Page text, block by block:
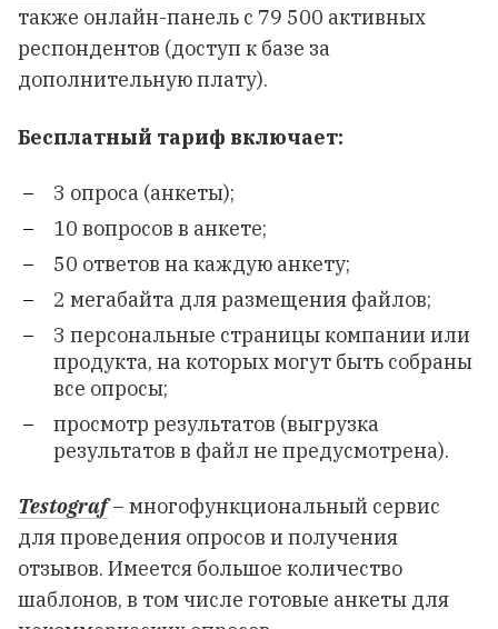
также онлайн-панель с 79 500 активных
респондентов (доступ к базе за
дополнительную плату).
Бесплатный тариф включает:
3 опроса (анкеты);
10 вопросов в анкете;
50 ответов на каждую анкету;
2 мегабайта для размещения файлов;
3 персональные страницы компании или
продукта, на которых могут быть собраны
все опросы;
просмотр результатов (выгрузка
результатов в файл не предусмотрена).
Testograf– многофункциональный сервис
для проведения опросов и получения
отзывов. Имеется большое количество
шаблонов, в том числе готовые анкеты для